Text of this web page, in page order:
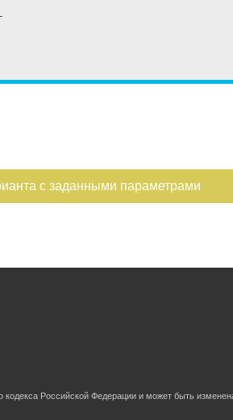
с заданными параметрами
Российской Федерации и может быть